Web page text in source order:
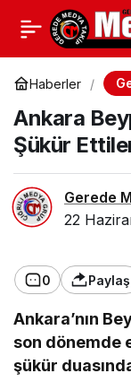
Haberler
Ankara
Şükür
Gerede
22
0 Paylaş
Ankara’nın
son dönemde
şükür
Zonguldak’ta
Baba, Hayatını
Adadı